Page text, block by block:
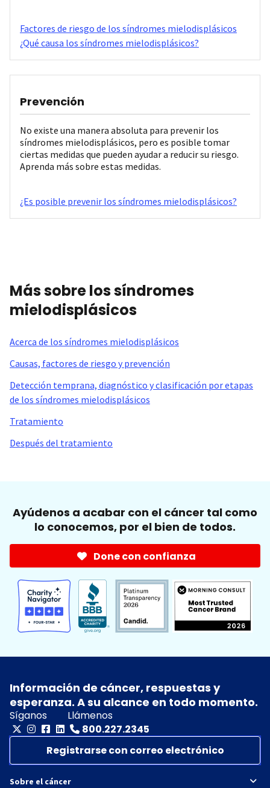
Factores de riesgo de los síndromes mielodisplásicos
¿Qué causa los síndromes mielodisplásicos?
Prevención
No existe una manera absoluta para prevenir los
síndromes mielodisplásicos, pero es posible tomar
ciertas medidas que pueden ayudar a reducir su riesgo.
Aprenda más sobre estas medidas.
¿Es posible prevenir los síndromes mielodisplásicos?
Más sobre los síndromes
mielodisplásicos
Acerca de los síndromes mielodisplásicos
Causas, factores de riesgo y prevención
Detección temprana, diagnóstico y clasificación por etapas
de los síndromes mielodisplásicos
Tratamiento
Después del tratamiento
Ayúdenos a acabar con el cáncer tal como
lo conocemos, por el bien de todos.
Done con confianza
Información de cáncer, respuestas y
esperanza. A su alcance en todo momento.
Síganos
Llámenos
800.227.2345
Registrarse con correo electrónico
Sobre el cáncer